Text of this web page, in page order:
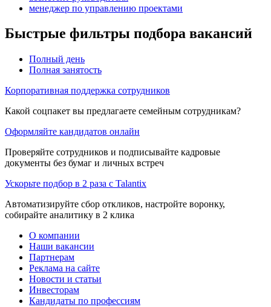
менеджер по управлению проектами
Быстрые фильтры подбора вакансий
Полный день
Полная занятость
Корпоративная поддержка сотрудников
Какой соцпакет вы предлагаете семейным сотрудникам?
Оформляйте кандидатов онлайн
Проверяйте сотрудников и подписывайте кадровые
документы без бумаг и личных встреч
Ускорьте подбор в 2 раза с Talantix
Автоматизируйте сбор откликов, настройте воронку,
собирайте аналитику в 2 клика
О компании
Наши вакансии
Партнерам
Реклама на сайте
Новости и статьи
Инвесторам
Кандидаты по профессиям